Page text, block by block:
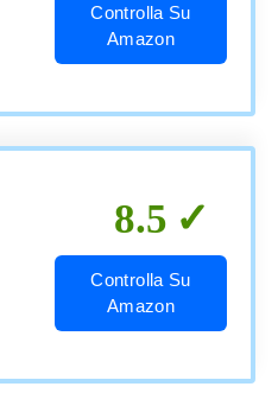
Controlla Su
Amazon
8.5
Controlla Su
Amazon